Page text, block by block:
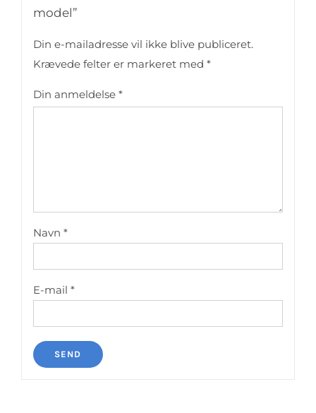
model”
Din e-mailadresse vil ikke blive publiceret.
Krævede felter er markeret med *
Din anmeldelse *
Navn *
E-mail *